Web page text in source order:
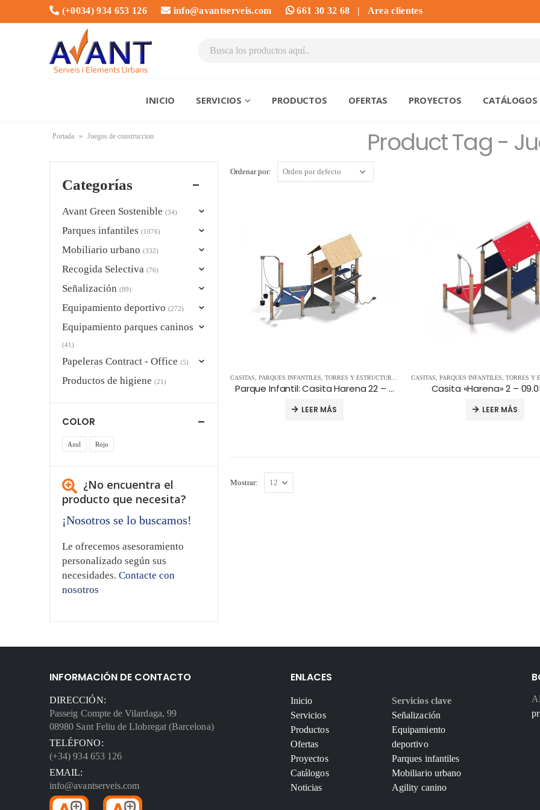
(+0034) 934 653 126 info@avantserveis.com 661 30 32 68 | Area clientes
INICIO SERVICIOS PRODUCTOS OFERTAS PROYECTOS CATÁLOGOS
Product Tag -
Portada » Juegos de construccion
Ordenar por:
CASITAS PARQUES INFANTILES TORRES Y ESTRUCTURAS
Parque Infantil: Casita Harena 22 – 09.05.122
LEER MÁS
CASITAS PARQUES INFANTILES TORRES Y
Casita «Harena» 2 –
LEER MÁS
Mostrar:
Categorías
Avant Green Sostenible (34)
Parques infantiles (1076)
Mobiliario urbano (332)
Recogida Selectiva (76)
Señalización (89)
Equipamiento deportivo (272)
Equipamiento parques caninos
(41)
Papeleras Contract - Office (5)
Productos de higiene (21)
COLOR
Azul Rojo
¿No encuentra el
producto que necesita?
¡Nosotros se lo buscamos!
Le ofrecemos asesoramiento
personalizado según sus
necesidades. Contacte con
nosotros
INFORMACIÓN DE CONTACTO
DIRECCIÓN:
Passeig Compte de Vilardaga, 99
08980 Sant Feliu de Llobregat (Barcelona)
TELÉFONO:
(+34) 934 653 126
EMAIL:
info@avantserveis.com
ENLACES
Inicio
Servicios
Productos
Ofertas
Proyectos
Catálogos
Noticias
Servicios clave
Señalización
Equipamiento
deportivo
Parques infantiles
Mobiliario urbano
Agility canino